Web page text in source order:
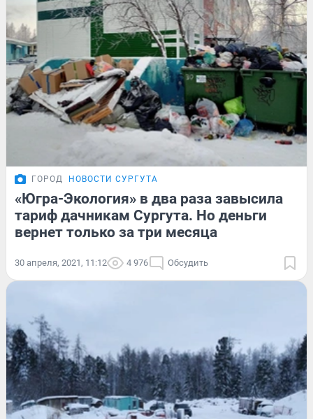
ГОРОД НОВОСТИ СУРГУТА
«Югра-Экология» в два раза завысила
тариф дачникам Сургута. Но деньги
вернет только за три месяца
30 апреля, 2021, 11:12 4 976 Обсудить